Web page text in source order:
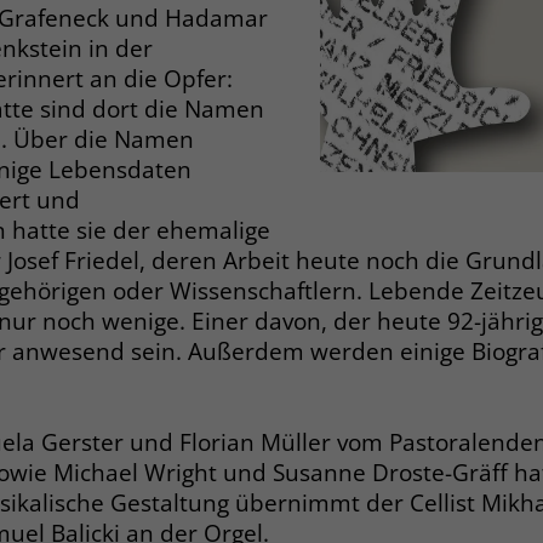
und Hadamar
in der
an die Opfer:
sind dort die Namen
Über die Namen
Lebensdaten
und
hatte sie der ehemalige
Friedel, deren Arbeit heute noch die
oder Wissenschaftlern. Lebende
noch wenige. Einer davon, der heute 92-
anwesend sein. Außerdem werden einige
Gerster und Florian Müller vom
Michael Wright und Susanne Droste-Gräff
Gestaltung übernimmt der Cellist
Balicki an der Orgel.
Name PHPSESSID
Anbieter stiftung-liebenau.de
Laufzeit Session
Zweck
Seitenanfragen bei.
Name cookie_optin
Anbieter www.stiftung-liebenau.de
Zweck
Behält die Zustimmung des Benutzers zum
Cookie Opt-In
Zweck
dass Aktionen, die bei späteren Besuchen
derselben Website durchgeführt werden, mit
derselben Benutzerkennung verknüpft
werden.
Name _clsk
Anbieter www.clarity.ms
Laufzeit 1 Jahr
Microsoft Clarity setzt dieses Cookie, um die
Seitenaufrufe eines Benutzers zu speichern
Name _gcl_au